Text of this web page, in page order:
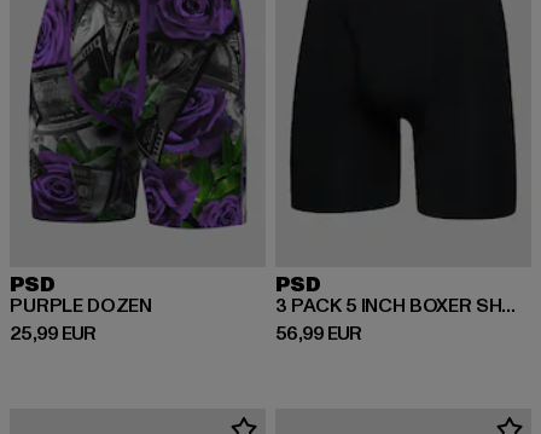
PSD
PURPLE DOZEN
25,99 EUR
Derzeitiger Preis: 25,99 EUR
PSD
3 PACK 5 INCH BOXER SHORTS
56,99 EUR
Derzeitiger Preis: 56,99 EUR